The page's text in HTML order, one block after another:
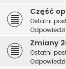
Część
Ostatni
Odpowiedzi:
Zmiany
Ostatni
Odpowiedzi: